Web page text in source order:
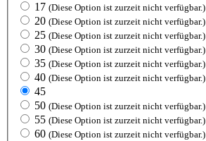
17 (Diese Option ist zurzeit nicht verfügbar.)
20 (Diese Option ist zurzeit nicht verfügbar.)
25 (Diese Option ist zurzeit nicht verfügbar.)
30 (Diese Option ist zurzeit nicht verfügbar.)
35 (Diese Option ist zurzeit nicht verfügbar.)
40 (Diese Option ist zurzeit nicht verfügbar.)
45
50 (Diese Option ist zurzeit nicht verfügbar.)
55 (Diese Option ist zurzeit nicht verfügbar.)
60 (Diese Option ist zurzeit nicht verfügbar.)